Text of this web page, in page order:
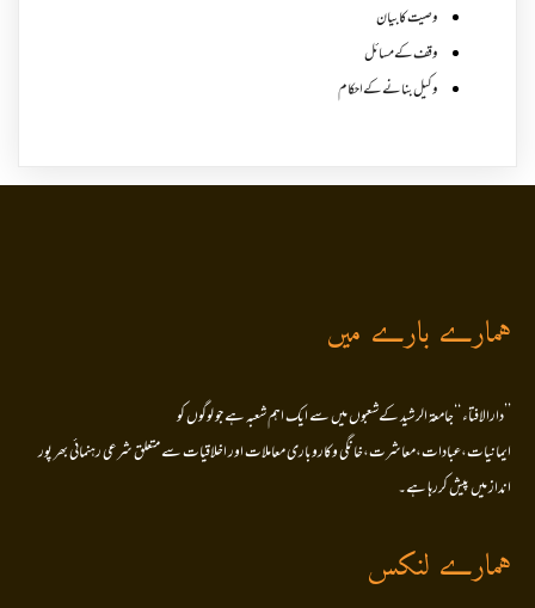
وصیت کا بیان
وقف کے مسائل
وکیل بنانے کے احکام
ہمارے بارے میں
’’دارالافتاء ‘‘جامعۃ الرشید کےشعبوں میں سے ایک اہم شعبہ ہے جو لوگوں کو
ایمانیات،عبادات،معاشرت،خانگی وکاروباری معاملات اور اخلاقیات سے متعلق شرعی رہنمائی بھر پور
انداز میں پیش کررہا ہے۔
ہمارے لنکس